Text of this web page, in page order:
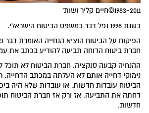
1983-2011©חיים קליר ושות'
בשנת 1998 נפל דבר במשפט הביטוח הישראלי.
הפיקוח על הביטוח הוציא הנחייה האומרת דבר
חברת ביטוח הדוחה תביעה להודיע בכתב את
ההנחיה קבעה סנקציה. חברת הביטוח לא תוכל
נימוקי דחייה אותם לא העלתה במכתב הדחייה.
הביטוח עובדות חדשות, או עובדות שלא היה
דחתה את התביעה, אז ורק אז חברת הביטוח
חדשות.